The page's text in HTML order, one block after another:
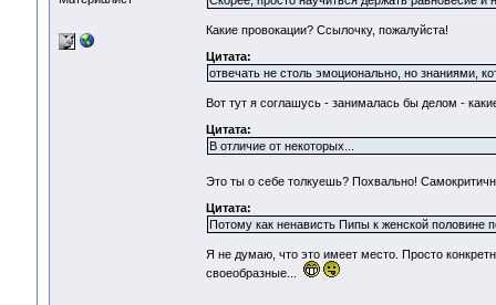
Какие провокации? Ссылочку, пожалуйста!
Цитата:
отвечать не столь эмоционально, но знаниями,
Вот тут я соглашусь - занималась бы делом -
Цитата:
В отличие от некоторых...
Это ты о себе толкуешь? Похвально!
Цитата:
Потому как ненависть Пипы к женской половине
Я не думаю, что это имеет место. Просто
своеобразные...